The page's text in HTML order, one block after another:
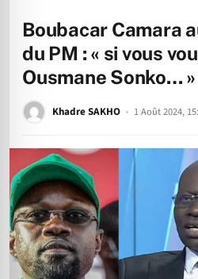
Boubacar Camara
du PM : « si vous
Ousmane Sonko… »
Khadre SAKHO 1 Août 2024,